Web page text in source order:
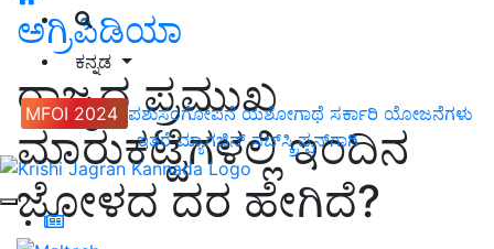
ಕನ್ನಡ
MFOI 2024 ಪಶುಸಂಗೋಪನೆ ಯಶೋಗಾಥೆ ಸರ್ಕಾರಿ ಯೋಜನೆಗಳು
ಇತರೆ ಮ್ಯಾಗಜಿನ್‌ ಸಬ್‌ಸ್ಕ್ರಿಪ್ಷನ್‌ಗಾಗಿ
ಅಗ್ರಿಪಿಡಿಯಾ
ರಾಜ್ಯದ ಪ್ರಮುಖ
ಮಾರುಕಟ್ಟೆಗಳಲ್ಲಿ ಇಂದಿನ
ಜೋಳದ ದರ ಹೇಗಿದೆ?